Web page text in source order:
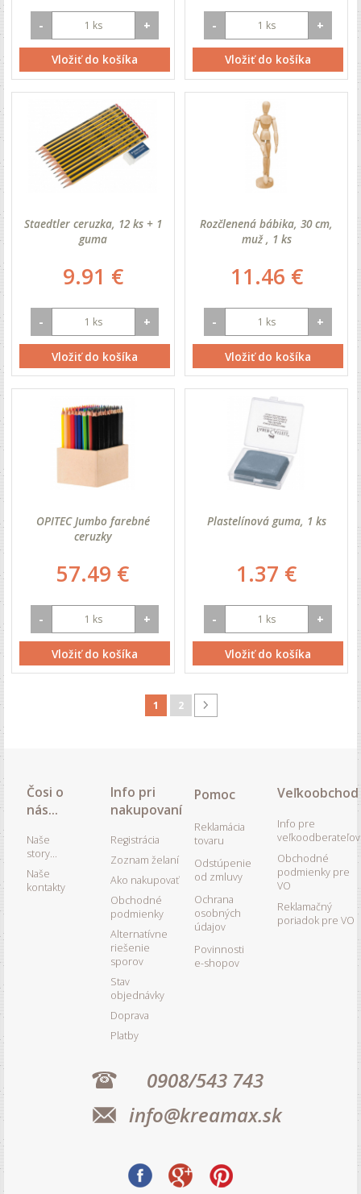
- +
Vložiť do košíka
- +
Vložiť do košíka
Staedtler ceruzka, 12 ks + 1
guma
9.91 €
- +
Vložiť do košíka
Rozčlenená bábika, 30 cm,
muž , 1 ks
11.46 €
- +
Vložiť do košíka
OPITEC Jumbo farebné
ceruzky
57.49 €
- +
Vložiť do košíka
Plastelínová guma, 1 ks
1.37 €
- +
Vložiť do košíka
1 2
Čosi o
nás...
Naše
story...
Naše
kontakty
Info pri
nakupovaní
Registrácia
Zoznam želaní
Ako nakupovať
Obchodné
podmienky
Alternatívne
riešenie
sporov
Stav
objednávky
Doprava
Platby
Pomoc
Reklamácia
tovaru
Odstúpenie
od zmluvy
Ochrana
osobných
údajov
Povinnosti
e-shopov
Veľkoobchod
Info pre
veľkoodberateľov
Obchodné
podmienky pre
VO
Reklamačný
poriadok pre VO
0908/543 743
info@kreamax.sk